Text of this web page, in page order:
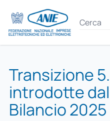
Transizione
introdotte
Bilancio 2025